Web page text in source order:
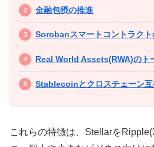
金融包摂の推進
Sorobanスマートコントラクト
Real World Assets(RWA)のト
Stablecoinとクロスチェーン互
これらの特徴は、Stellarを